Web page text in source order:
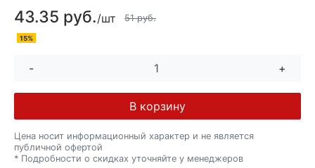
43.35 руб./шт 51 руб.
15%
- +
В корзину
Цена носит информационный характер и не является
публичной офертой
* Подробности о скидках уточняйте у менеджеров